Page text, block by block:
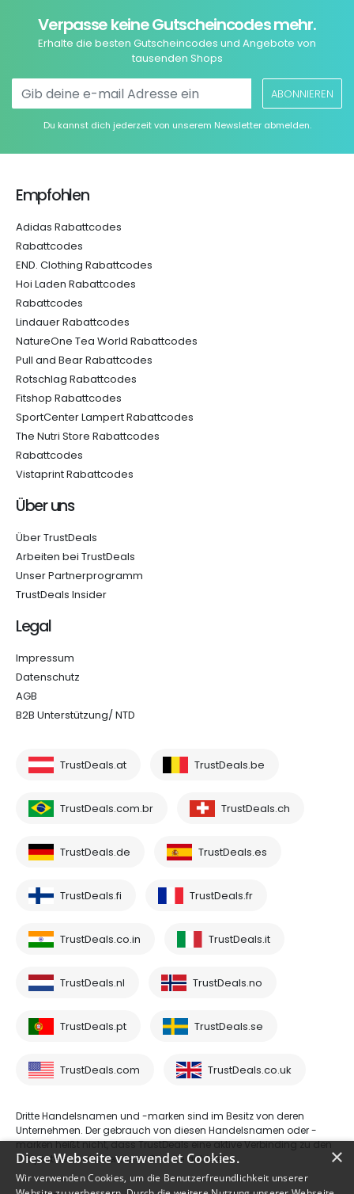
Verpasse keine Gutscheincodes mehr.
Erhalte die besten Gutscheincodes und Angebote von
tausenden Shops
ABONNIEREN
Du kannst dich jederzeit von unserem Newsletter abmelden.
Empfohlen
Adidas Rabattcodes
Rabattcodes
END. Clothing Rabattcodes
Hoi Laden Rabattcodes
Rabattcodes
Lindauer Rabattcodes
NatureOne Tea World Rabattcodes
Pull and Bear Rabattcodes
Rotschlag Rabattcodes
Fitshop Rabattcodes
SportCenter Lampert Rabattcodes
The Nutri Store Rabattcodes
Rabattcodes
Vistaprint Rabattcodes
Über uns
Über TrustDeals
Arbeiten bei TrustDeals
Unser Partnerprogramm
TrustDeals Insider
Legal
Impressum
Datenschutz
AGB
B2B Unterstützung/ NTD
TrustDeals.at TrustDeals.be
TrustDeals.com.br TrustDeals.ch
TrustDeals.de TrustDeals.es
TrustDeals.fi TrustDeals.fr
TrustDeals.co.in TrustDeals.it
TrustDeals.nl TrustDeals.no
TrustDeals.pt TrustDeals.se
TrustDeals.com TrustDeals.co.uk
Dritte Handelsnamen und -marken sind im Besitz von deren
Unternehmen. Der gebrauch von diesen Handelsnamen oder -
marken heißt nicht, dass TrustDeals eine aktive Verbinding zu den
Drittparteien hat oder deren Dienste anbietet.
×
Diese Webseite verwendet Cookies.
Wir verwenden Cookies, um die Benutzerfreundlichkeit unserer